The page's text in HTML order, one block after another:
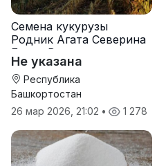
Семена кукурузы
Родник Агата Северина
Берта Вилора
Прохладненский Дарина
Росс Машук Катерина
Не указана
Республика
Башкортостан
26 мар 2026, 21:02 • 1 278